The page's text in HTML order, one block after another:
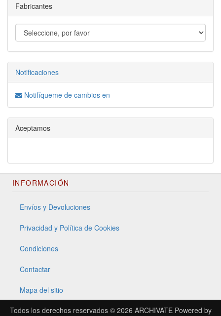
Fabricantes
Notificaciones
Notifíqueme de cambios en
Aceptamos
INFORMACIÓN
Envíos y Devoluciones
Privacidad y Política de Cookies
Condiciones
Contactar
Mapa del sitio
Todos los derechos reservados © 2026 ARCHIVATEPowered by